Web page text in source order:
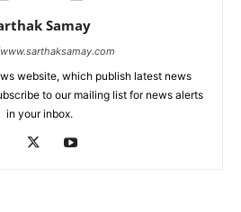
Samay
website, which publish latest news
to our mailing list for news alerts
in your inbox.